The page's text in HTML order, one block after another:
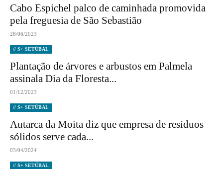
Cabo Espichel palco de caminhada promovida
pela freguesia de São Sebastião
28/06/2023
// S+ SETÚBAL
Plantação de árvores e arbustos em Palmela
assinala Dia da Floresta...
01/12/2023
// S+ SETÚBAL
Autarca da Moita diz que empresa de resíduos
sólidos serve cada...
03/04/2024
// S+ SETÚBAL